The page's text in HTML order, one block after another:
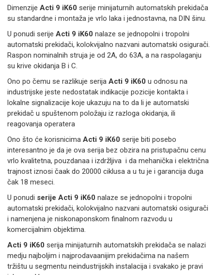
Dimenzije Acti 9 iK60 serije minijaturnih automatskih prekidača
su standardne i montaža je vrlo laka i jednostavna, na DIN šinu.
U ponudi serije Acti 9 iK60 nalaze se jednopolni i tropolni
automatski prekidači, kolokvijalno nazvani automatski osigurači.
Raspon nominalnih struja je od 2A, do 63A, a na raspolaganju
su krive okidanja B i C.
Ono po čemu se razlikuje serija Acti 9 iK60 u odnosu na
industrijske jeste nedostatak indikacije pozicije kontakta i
lokalne signalizacije koje ukazuju na to da li je automatski
prekidač u spuštenom položaju iz razloga okidanja, ili
reagovanja operatera
Ono što će korisnicima Acti 9 iK60 serije biti posebo
interesantno je da je ova serija bez obzira na pristupačnu cenu
vrlo kvalitetna, pouzdanaa i izdržljiva i da mehanička i električna
trajnost iznosi čaak do 20000 ciklusa a u tu je i garancija duga
čak 18 meseci.
U ponudi serije Acti 9 iK60 nalaze se jednopolni i tropolni
automatski prekidači, kolokvijalno nazvani automatski osigurači
i namenjena je niskonaponskom finalnom razvodu u
komercijalnim objektima.
Acti 9 iK60 serija minijaturnih automatskih prekidača se nalazi
medju najboljim i najprodavaanijim prekidačima na našem
tržištu u segmentu neindustrijskih instalacija i svakako je pravi